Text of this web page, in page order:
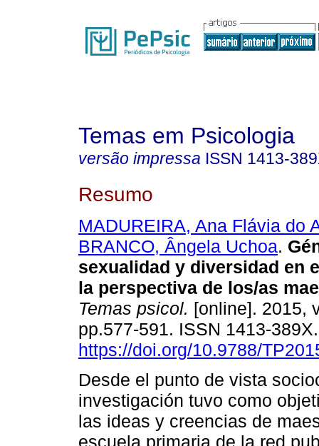
Temas em Psicologia
versão impressa ISSN 1413-
Resumo
MADUREIRA, Ana Flávia do
BRANCO, Ângela Uchoa.
sexualidad y diversidad en
la perspectiva de los/as
Temas psicol. [online]. 2015,
pp.577-591. ISSN 1413-
https://doi.org/10.9788/
Desde el punto de vista
investigación tuvo como
las ideas y creencias de
escuela primaria de la red